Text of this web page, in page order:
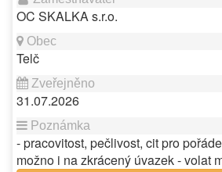
OC SKALKA s.r.o.
Telč
31.07.2026
- pracovitost, pečlivost, cit pro
možno i na zkrácený úvazek - volat